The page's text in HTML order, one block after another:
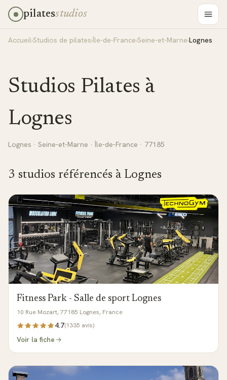
pilatesstudios
Accueil›Studios de pilates›Île-de-France›Seine-et-Marne›Lognes
Studios Pilates à
Lognes
Lognes · Seine-et-Marne · Île-de-France · 77185
3 studios référencés à Lognes
Fitness Park - Salle de sport Lognes
10 Rue Mozart, 77185 Lognes, France
4.7(1335 avis)
Voir la fiche